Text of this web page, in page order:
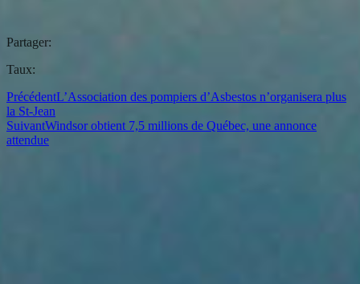
Partager:
Taux:
PrécédentL’Association des pompiers d’Asbestos n’organisera plus
la St-Jean
SuivantWindsor obtient 7,5 millions de Québec, une annonce
attendue